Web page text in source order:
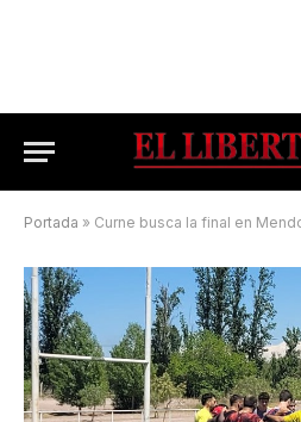
Portada » Curne busca la final en